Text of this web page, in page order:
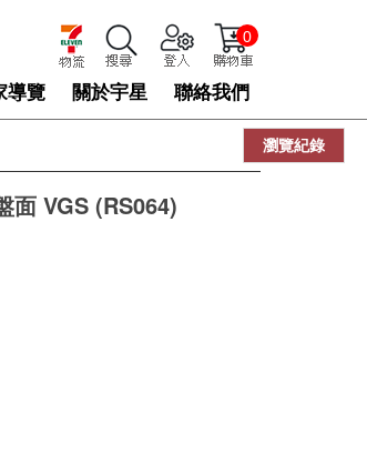
導覽 關於宇星 聯絡我們
0
面 VGS (RS064)
瀏覽紀錄